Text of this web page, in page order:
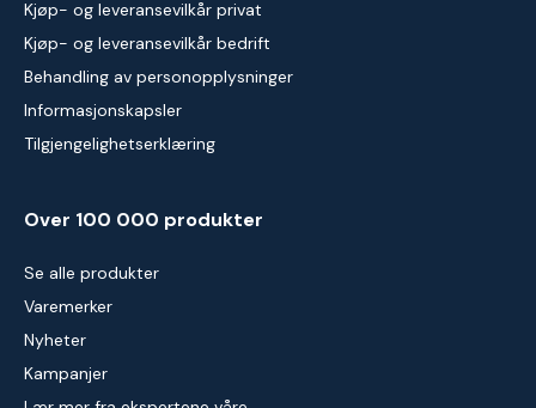
Kjøp- og leveransevilkår privat
Kjøp- og leveransevilkår bedrift
Behandling av personopplysninger
Informasjonskapsler
Tilgjengelighetserklæring
Over 100 000 produkter
Se alle produkter
Varemerker
Nyheter
Kampanjer